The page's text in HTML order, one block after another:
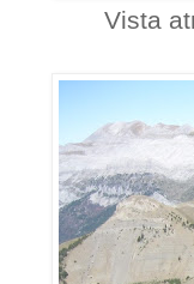
Vista